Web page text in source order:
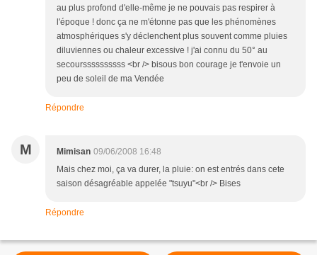
au plus profond d'elle-même je ne pouvais pas respirer à
l'époque ! donc ça ne m'étonne pas que les phénomènes
atmosphériques s'y déclenchent plus souvent comme pluies
diluviennes ou chaleur excessive ! j'ai connu du 50° au
secourssssssssss <br /> bisous bon courage je t'envoie un
peu de soleil de ma Vendée
Répondre
M Mimisan 09/06/2008 16:48
Mais chez moi, ça va durer, la pluie: on est entrés dans cete
saison désagréable appelée "tsuyu"<br /> Bises
Répondre